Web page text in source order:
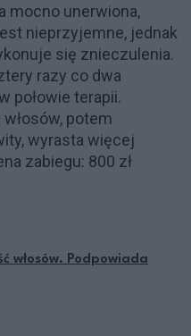
mocno unerwiona,
nieprzyjemne, jednak
się znieczulenia.
razy co dwa
połowie terapii.
potem
wyrasta więcej
zabiegu: 800 zł
włosów. Podpowiada